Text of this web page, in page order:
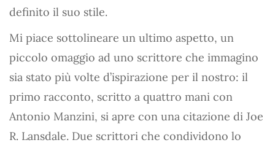
definito il suo stile.
Mi piace sottolineare un ultimo aspetto, un
piccolo omaggio ad uno scrittore che immagino
sia stato più volte d’ispirazione per il nostro: il
primo racconto, scritto a quattro mani con
Antonio Manzini, si apre con una citazione di Joe
R. Lansdale. Due scrittori che condividono lo